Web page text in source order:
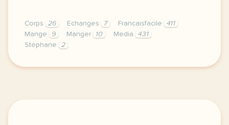
Corps 26 Echanges 7 Francaisfacile
411
Mange
9 Manger 10 Media
431
Stéphane
2
exercice b2 ecouter son corps pour bien manger